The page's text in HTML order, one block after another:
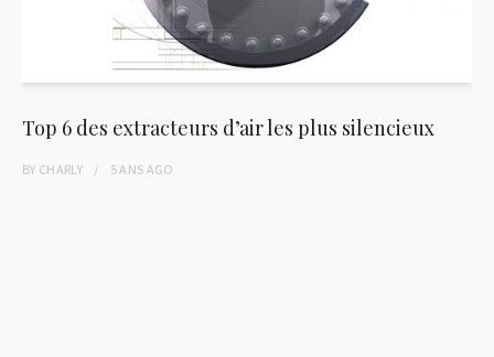
Top 6 des extracteurs d’air les plus silencieux
BY CHARLY 5 ANS AGO